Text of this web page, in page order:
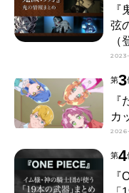
弦
（
第3
カ
第4